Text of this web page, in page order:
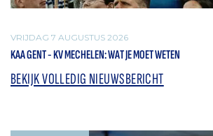
VRIJDAG 7 AUGUSTUS 2026
KAA GENT - KV MECHELEN: WAT JE MOET WETEN
BEKIJK VOLLEDIG NIEUWSBERICHT